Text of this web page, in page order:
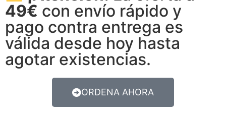
49€ con envío rápido y
pago contra entrega es
válida desde hoy hasta
agotar existencias.
ORDENA AHORA